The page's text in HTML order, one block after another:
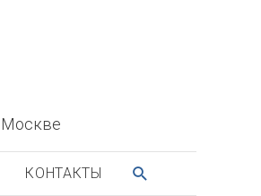
Москве
КОНТАКТЫ ПОИСК